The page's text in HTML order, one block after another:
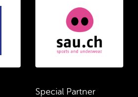
Special Partner